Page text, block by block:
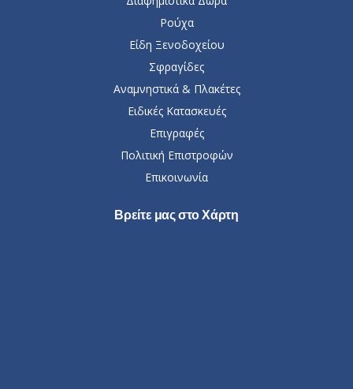
Ρούχα
Είδη Ξενοδοχείου
Σφραγίδες
Αναμνηστικά & Πλακέτες
Ειδικές Κατασκευές
Επιγραφές
Πολιτική Επιστροφών
Επικοινωνία
Βρείτε μας στο Χάρτη